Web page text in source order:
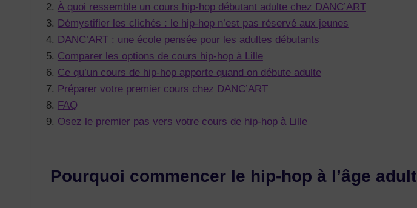
À quoi ressemble un cours hip-hop débutant adulte chez DANC’ART
Démystifier les clichés : le hip-hop n’est pas réservé aux jeunes
DANC’ART : une école pensée pour les adultes débutants
Comparer les options de cours hip-hop à Lille
Ce qu’un cours de hip-hop apporte quand on débute adulte
Préparer votre premier cours chez DANC’ART
FAQ
Osez le premier pas vers votre cours de hip-hop à Lille
Pourquoi commencer le hip-hop à l’âge